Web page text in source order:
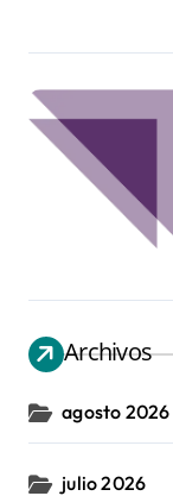
Archivos
agosto 2026
julio 2026